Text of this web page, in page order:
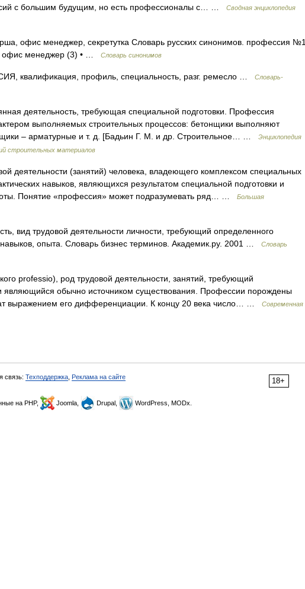
с большим будущим, но есть профессионалы с… …
Сводная энциклопедия
офис менеджер, секретутка Словарь русских синонимов. профессия №1
офис менеджер (3) • …
Словарь синонимов
профиль, специальность, разг. ремесло …
Словарь-
деятельность, требующая специальной подготовки. Профессия
выполняемых строительных процессов: бетонщики выполняют
– арматурные и т. д. [Бадьин Г. М. и др. Строительное… …
Энциклопедия
строительных материалов
деятельности (занятий) человека, владеющего комплексом специальных
навыков, являющихся результатом специальной подготовки и
Понятие «профессия» может подразумевать ряд… …
Большая
вид трудовой деятельности личности, требующий определенного
навыков, опыта. Словарь бизнес терминов. Академик.ру. 2001 …
Словарь
professio), род трудовой деятельности, занятий, требующий
являющийся обычно источником существования. Профессии порождены
выражением его дифференциации. К концу 20 века число… …
Современная
18+
связь: Техподдержка Реклама на сайте
на PHP, Joomla, Drupal, WordPress, MODx.